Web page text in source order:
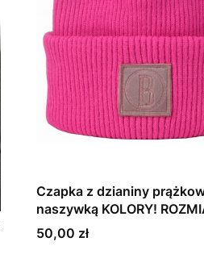
Czapka z dzianiny
naszywką KOLORY!
Cena
50,00 zł